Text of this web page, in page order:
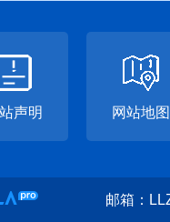
声明 网站地图
邮箱：